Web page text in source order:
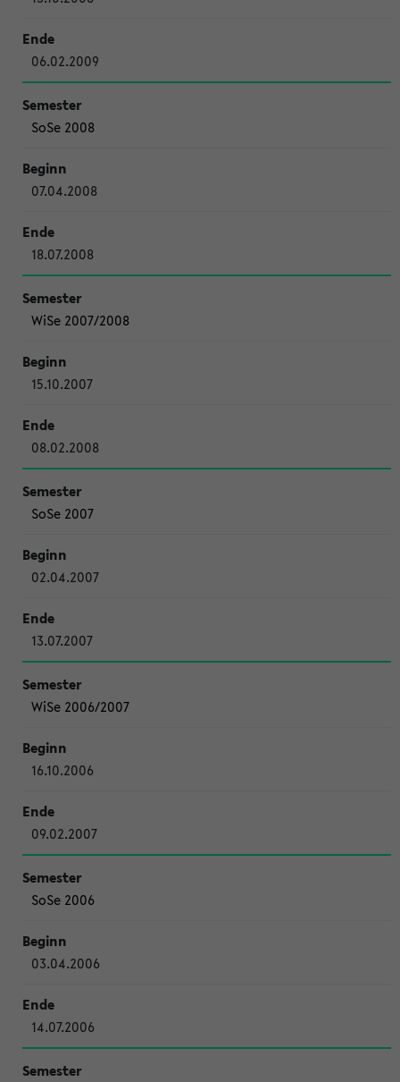
06.02.2009
SoSe 2008
07.04.2008
18.07.2008
WiSe 2007/2008
15.10.2007
08.02.2008
SoSe 2007
02.04.2007
13.07.2007
WiSe 2006/2007
16.10.2006
09.02.2007
SoSe 2006
03.04.2006
14.07.2006